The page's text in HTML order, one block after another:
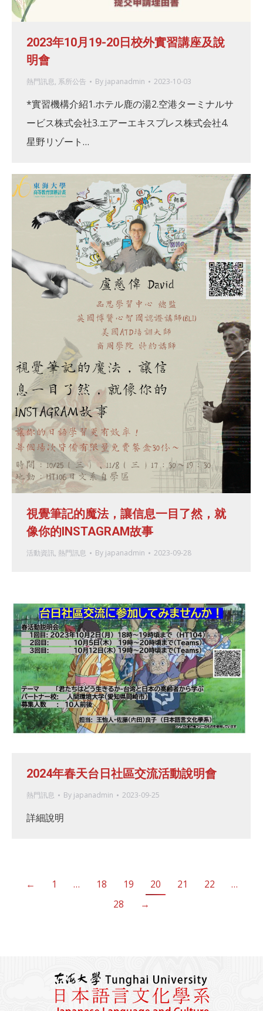
2023年10月19-20日校外實習講座及說
明會
熱門訊息, 系所公告 By japanadmin 2023-10-03
*實習機構介紹1.ホテル鹿の湯2.空港ターミナルサ
ービス株式会社3.エアーエキスプレス株式会社4.
星野リゾート…
視覺筆記的魔法，讓信息一目了然，就
像你的INSTAGRAM故事
活動資訊, 熱門訊息 By japanadmin 2023-09-28
2024年春天台日社區交流活動說明會
熱門訊息 By japanadmin 2023-09-25
詳細說明
← 1 … 18 19 20 21 22
…
28
→